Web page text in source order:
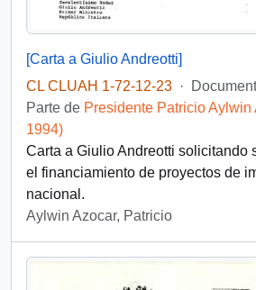
[Carta a Giulio Andreotti]
CL CLUAH 1-72-12-23 ·
Parte de Presidente Patricio Aylwin
1994)
Carta a Giulio Andreotti solicitando
el financiamiento de proyectos de
nacional.
Aylwin Azocar, Patricio